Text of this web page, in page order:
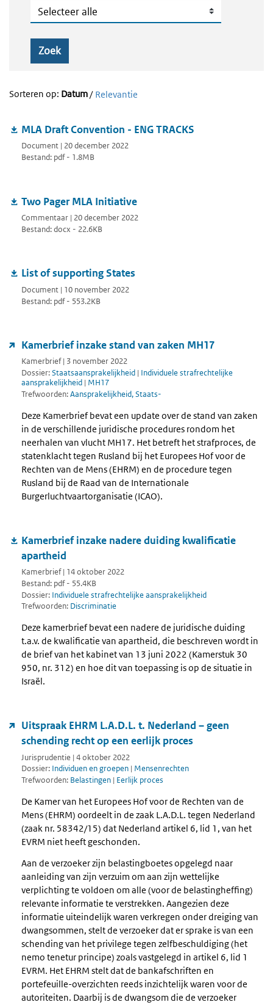
Geografie
Zoek
Sorteren op: Datum/ Relevantie
MLA Draft Convention - ENG TRACKS
Document | 20 december 2022
Bestand: pdf - 1.8MB
Two Pager MLA Initiative
Commentaar | 20 december 2022
Bestand: docx - 22.6KB
List of supporting States
Document | 10 november 2022
Bestand: pdf - 553.2KB
Kamerbrief inzake stand van zaken MH17
Kamerbrief | 3 november 2022
Dossier:Staatsaansprakelijkheid | Individuele strafrechtelijke
aansprakelijkheid | MH17
Trefwoorden:Aansprakelijkheid, Staats-
Deze Kamerbrief bevat een update over de stand van zaken
in de verschillende juridische procedures rondom het
neerhalen van vlucht MH17. Het betreft het strafproces, de
statenklacht tegen Rusland bij het Europees Hof voor de
Rechten van de Mens (EHRM) en de procedure tegen
Rusland bij de Raad van de Internationale
Burgerluchtvaartorganisatie (ICAO).
Kamerbrief inzake nadere duiding kwalificatie
apartheid
Kamerbrief | 14 oktober 2022
Bestand: pdf - 55.4KB
Dossier: Individuele strafrechtelijke aansprakelijkheid
Trefwoorden: Discriminatie
Deze kamerbrief bevat een nadere de juridische duiding
t.a.v. de kwalificatie van apartheid, die beschreven wordt in
de brief van het kabinet van 13 juni 2022 (Kamerstuk 30
950, nr. 312) en hoe dit van toepassing is op de situatie in
Israël.
Uitspraak EHRM L.A.D.L. t. Nederland – geen
schending recht op een eerlijk proces
Jurisprudentie | 4 oktober 2022
Dossier: Individuen en groepen | Mensenrechten
Trefwoorden: Belastingen | Eerlijk proces
De Kamer van het Europees Hof voor de Rechten van de
Mens (EHRM) oordeelt in de zaak L.A.D.L. tegen Nederland
(zaak nr. 58342/15) dat Nederland artikel 6, lid 1, van het
EVRM niet heeft geschonden.
Aan de verzoeker zijn belastingboetes opgelegd naar
aanleiding van zijn verzuim om aan zijn wettelijke
verplichting te voldoen om alle (voor de belastingheffing)
relevante informatie te verstrekken. Aangezien deze
informatie uiteindelijk waren verkregen onder dreiging van
dwangsommen, stelt de verzoeker dat er sprake is van een
schending van het privilege tegen zelfbeschuldiging (het
nemo tenetur principe) zoals vastgelegd in artikel 6, lid 1
EVRM. Het EHRM stelt dat de bankafschriften en
portefeuille-overzichten reeds inzichtelijk waren voor de
autoriteiten. Daarbij is de dwangsom die de verzoeker